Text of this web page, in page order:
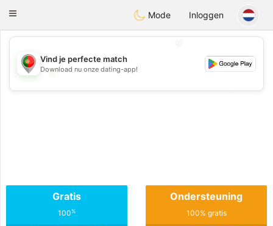
namoroPortugues
Toggle
Mode Inloggen
💖
💕
Vind je perfecte match
Download nu onze dating-app!
Gratis
100%
Ondersteuning
100% gratis